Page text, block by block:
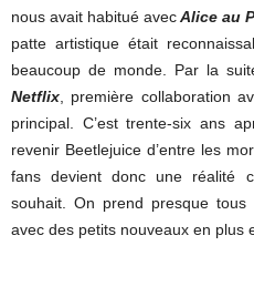
nous avait habitué avecAlice au
patte artistique était
beaucoup de monde. Par la
Netflix , première collaboration
principal. C’est trente-six ans
revenir Beetlejuice d’entre les
fans devient donc une réalité
souhait. On prend presque
avec des petits nouveaux en plus